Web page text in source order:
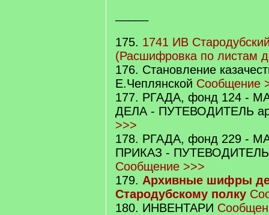
175. 1741 ИВ
(Расшифровка по листам
176. Становление
Е.Чеплянской Сообщение
177. РГАДА, фонд 124 -
ДЕЛА - ПУТЕВОДИТЕЛЬ
>>>
178. РГАДА, фонд 229 -
ПРИКАЗ - ПУТЕВОДИТЕЛЬ
Сообщение >>>
179. Архивные шифры
Стародубскому полку
180. ИНВЕНТАРИ